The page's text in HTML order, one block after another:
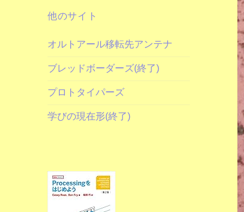
他のサイト
オルトアール移転先アンテナ
ブレッドボーダーズ(終了)
プロトタイパーズ
学びの現在形(終了)